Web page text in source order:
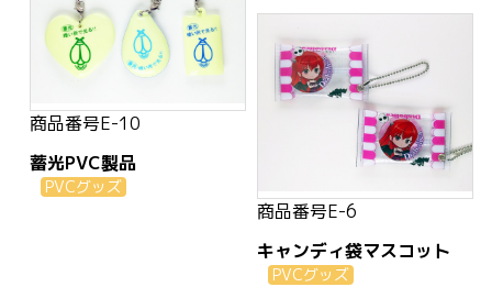
商品番号E-10
蓄光PVC製品
PVCグッズ
商品番号E-6
キャンディ袋マスコット
PVCグッズ